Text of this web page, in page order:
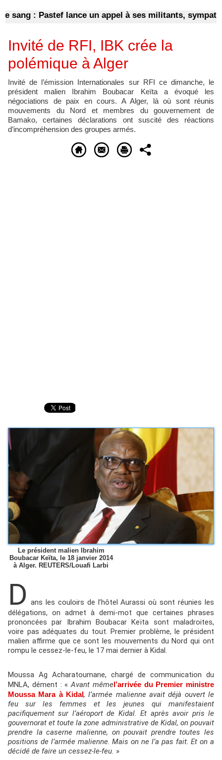
: Pastef lance un appel à ses militants,
Invité de RFI, IBK crée la
polémique à Alger
Invité de l’émission Internationales sur RFI ce dimanche, le
président malien Ibrahim Boubacar Keïta a évoqué les
négociations de paix en cours. A Alger, là où sont réunis
mouvements du Nord et membres du gouvernement de
Bamako, certaines déclarations ont suscité des réactions
d’incompréhension des groupes armés.
Le président malien Ibrahim
Boubacar Keïta, le 18 janvier 2014
à Alger. REUTERS/Louafi Larbi
D ans les couloirs de l’hôtel Aurassi où sont réunies les
délégations, on admet à demi-mot que certaines phrases
prononcées par Ibrahim Boubacar Keïta sont maladroites,
voire pas adéquates du tout. Premier problème, le président
malien affirme que ce sont les mouvements du Nord qui ont
rompu le cessez-le-feu, le 17 mai dernier à Kidal.
Moussa Ag Acharatoumane, chargé de communication du
MNLA, dément : «Avant mêmel’arrivée du Premier ministre
Moussa Mara à Kidal, l’armée malienne avait déjà ouvert le
feu sur les femmes et les jeunes qui manifestaient
pacifiquement sur l’aéroport de Kidal. Et après avoir pris le
gouvernorat et toute la zone administrative de Kidal, on pouvait
prendre la caserne malienne, on pouvait prendre toutes les
positions de l’armée malienne. Mais on ne l’a pas fait. Et on a
décidé de faire un cessez-le-feu. »